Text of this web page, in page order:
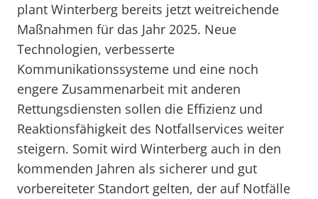
plant Winterberg bereits jetzt weitreichende
Maßnahmen für das Jahr 2025. Neue
Technologien, verbesserte
Kommunikationssysteme und eine noch
engere Zusammenarbeit mit anderen
Rettungsdiensten sollen die Effizienz und
Reaktionsfähigkeit des Notfallservices weiter
steigern. Somit wird Winterberg auch in den
kommenden Jahren als sicherer und gut
vorbereiteter Standort gelten, der auf Notfälle